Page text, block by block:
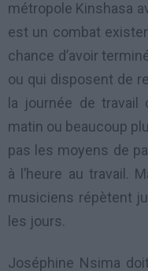
métropole Kinshasa
est un combat
chance d’avoir
ou qui disposent de
la journée de
matin ou beaucoup
pas les moyens de
à l’heure au travail.
musiciens répètent
les jours.
Joséphine Nsima